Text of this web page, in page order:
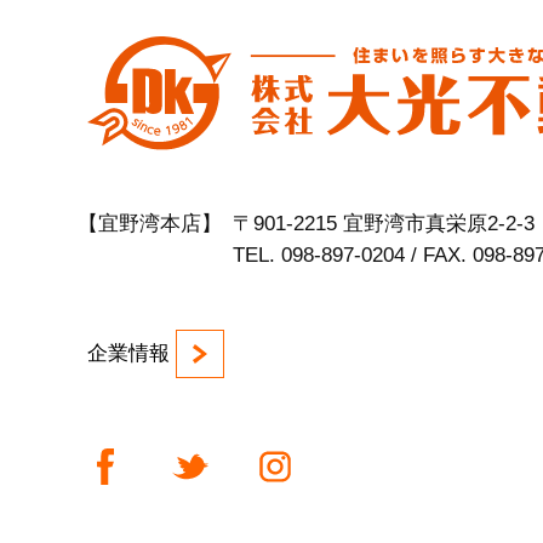
【宜野湾本店】
〒901-2215 宜野湾市真栄原2-2-3
TEL. 098-897-0204 / FAX. 098-
企業情報